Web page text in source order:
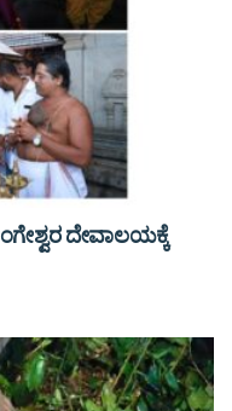
ದೇವಾಲಯಕ್ಕೆ